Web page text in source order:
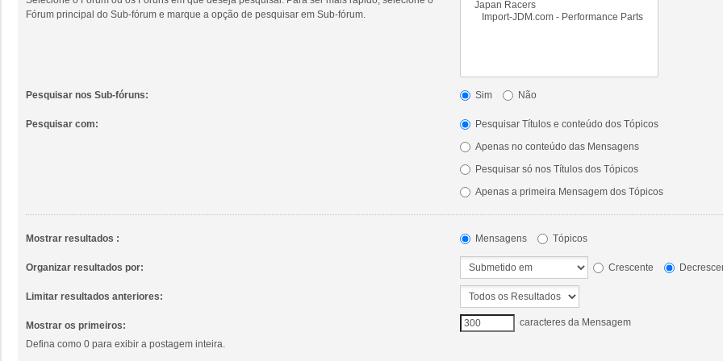
Fórum principal do Sub-fórum e marque a opção de pesquisar em Sub-fórum.
Pesquisar nos Sub-fóruns: Sim Não
Pesquisar com:
Pesquisar Títulos e conteúdo dos Tópicos
Apenas no conteúdo das Mensagens
Pesquisar só nos Títulos dos Tópicos
Apenas a primeira Mensagem dos Tópicos
Mostrar resultados : Mensagens Tópicos
Organizar resultados por: Crescente
Limitar resultados anteriores:
Mostrar os primeiros:
Defina como 0 para exibir a postagem inteira.
caracteres da Mensagem